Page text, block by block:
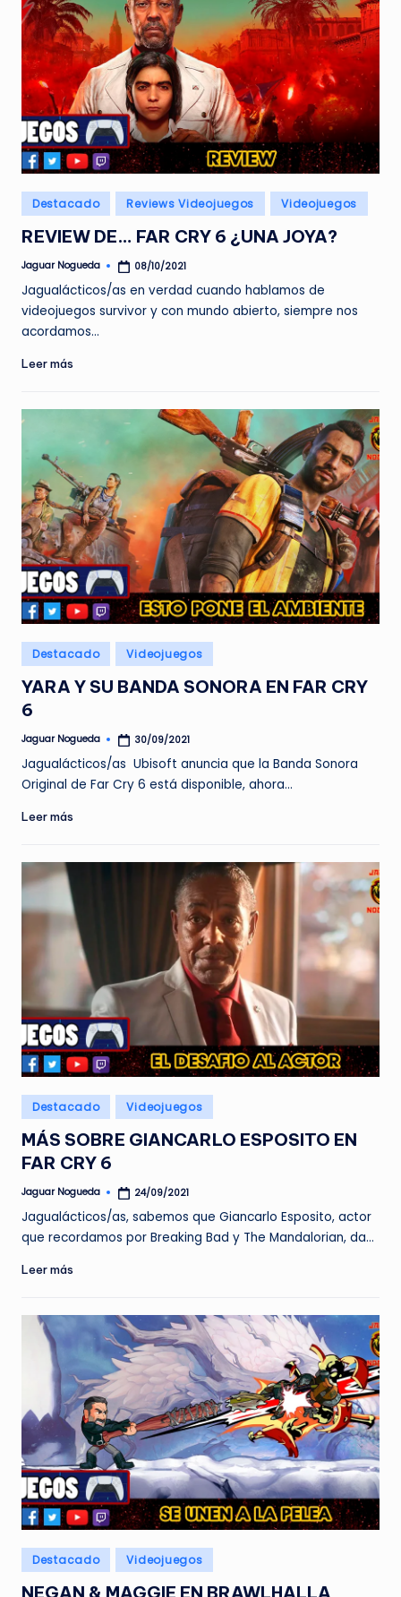
Publicado
en
Destacado Reviews Videojuegos Videojuegos
REVIEW DE… FAR CRY 6 ¿UNA JOYA?
Publicado
Jaguar Nogueda 08/10/2021
Jagualácticos/as en verdad cuando hablamos de
videojuegos survivor y con mundo abierto, siempre nos
acordamos…
Leer más
Publicado
en
Destacado Videojuegos
YARA Y SU BANDA SONORA EN FAR CRY
6
Publicado
Jaguar Nogueda 30/09/2021
Jagualácticos/as Ubisoft anuncia que la Banda Sonora
Original de Far Cry 6 está disponible, ahora…
Leer más
Publicado
en
Destacado Videojuegos
MÁS SOBRE GIANCARLO ESPOSITO EN
FAR CRY 6
Publicado
Jaguar Nogueda 24/09/2021
Jagualácticos/as, sabemos que Giancarlo Esposito, actor
que recordamos por Breaking Bad y The Mandalorian, da…
Leer más
Publicado
en
Destacado Videojuegos
NEGAN & MAGGIE EN BRAWLHALLA